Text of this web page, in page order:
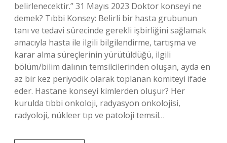
belirlenecektir.” 31 Mayıs 2023 Doktor konseyi ne
demek? Tıbbi Konsey: Belirli bir hasta grubunun
tanı ve tedavi sürecinde gerekli işbirliğini sağlamak
amacıyla hasta ile ilgili bilgilendirme, tartışma ve
karar alma süreçlerinin yürütüldüğü, ilgili
bölüm/bilim dalının temsilcilerinden oluşan, ayda en
az bir kez periyodik olarak toplanan komiteyi ifade
eder. Hastane konseyi kimlerden oluşur? Her
kurulda tıbbi onkoloji, radyasyon onkolojisi,
radyoloji, nükleer tıp ve patoloji temsil…